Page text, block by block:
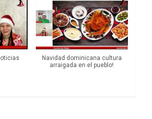
Navidad dominicana cultura
arraigada en el pueblo!